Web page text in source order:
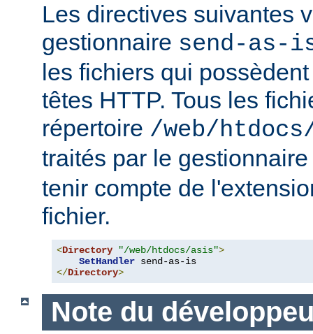
Les directives suivantes
gestionnaire send-as-
les fichiers qui
têtes HTTP. Tous les
répertoire /web/
traités par le
tenir compte de
fichier.
<Directory "/web/htdocs/asis">
SetHandler
</Directory>
Note du